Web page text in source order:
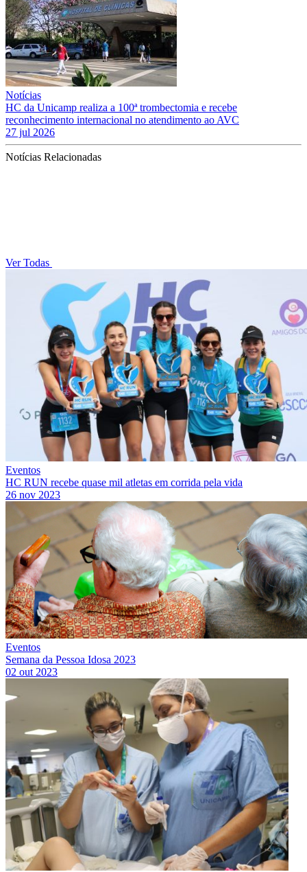
Notícias
HC da Unicamp realiza a 100ª trombectomia e recebe
reconhecimento internacional no atendimento ao AVC
27 jul 2026
Notícias Relacionadas
Ver Todas
Eventos
HC RUN recebe quase mil atletas em corrida pela vida
26 nov 2023
Eventos
Semana da Pessoa Idosa 2023
02 out 2023